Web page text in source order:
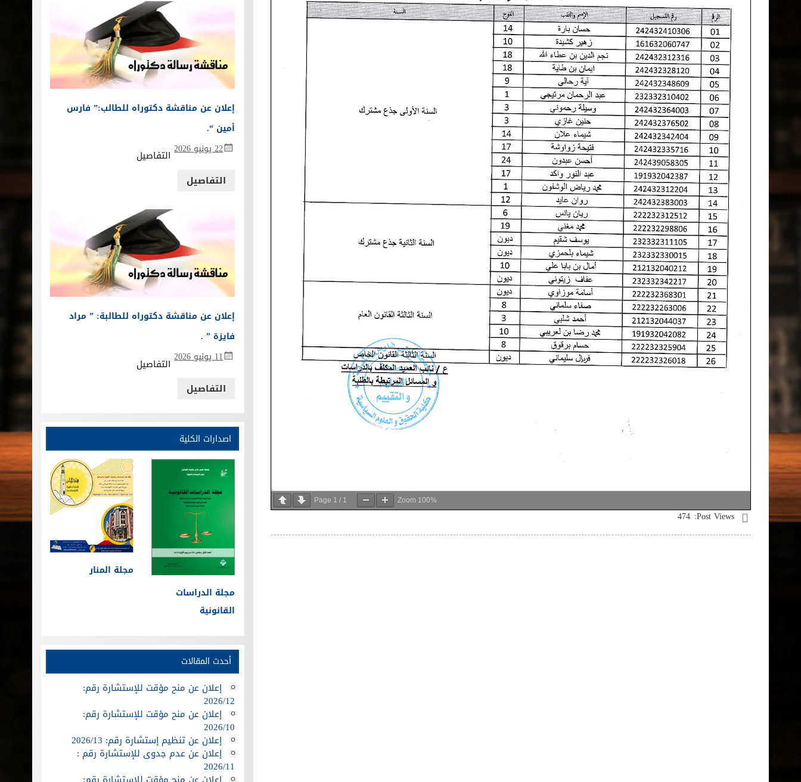
Page 1 / 1 Zoom 100%
Post Views:
474
إعلان عن مناقشة دكتوراه للطالب:” فارس
أمين “.
22 يونيو 2026
التفاصيل
التفاصيل
إعلان عن مناقشة دكتوراه للطالبة: ” مراد
فايزة ” .
11 يونيو 2026
التفاصيل
التفاصيل
اصدارات الكلية
مجلة الدراسات
القانونية
مجلة المنار
أحدث المقالات
إعلان عن منح مؤقت للإستشارة رقم:
2026/12
إعلان عن منح مؤقت للإستشارة رقم:
2026/10
إعلان عن تنظيم إستشارة رقم: 2026/13
إعلان عن عدم جدوى للإستشارة رقم :
2026/11